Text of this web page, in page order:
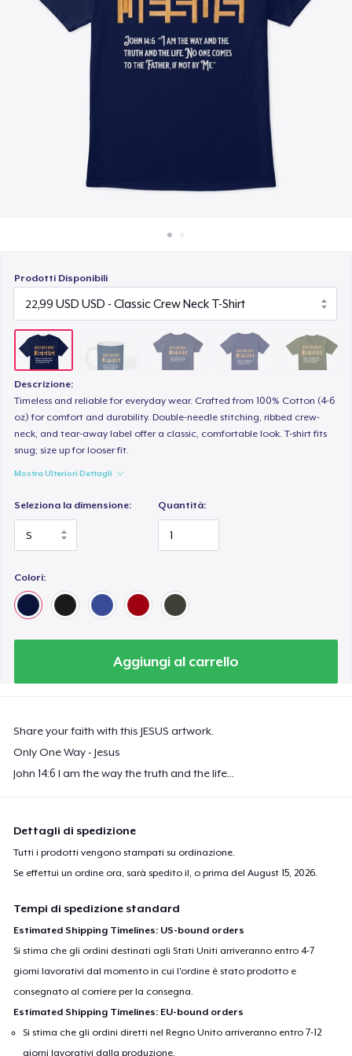
Vendi ovunque
Vendi qualsiasi cosa
Prodotti Disponibili
Descrizione:
Timeless and reliable for everyday wear. Crafted from 100% Cotton (4-6
oz) for comfort and durability. Double-needle stitching, ribbed crew-
neck, and tear-away label offer a classic, comfortable look. T-shirt fits
snug; size up for looser fit.
Mostra Ulteriori Dettagli
Seleziona la dimensione: Quantità:
Colori:
Aggiungi al carrello
Share your faith with this JESUS artwork.
Only One Way - Jesus
John 14:6 I am the way the truth and the life...
Dettagli di spedizione
Tutti i prodotti vengono stampati su ordinazione.
Se effettui un ordine ora, sarà spedito il, o prima delAugust 15, 2026.
Tempi di spedizione standard
Estimated Shipping Timelines: US-bound orders
Si stima che gli ordini destinati agli Stati Uniti arriveranno entro 4-7
giorni lavorativi dal momento in cui l'ordine è stato prodotto e
consegnato al corriere per la consegna.
Estimated Shipping Timelines: EU-bound orders
Si stima che gli ordini diretti nel Regno Unito arriveranno entro 7-12
giorni lavorativi dalla produzione.
23,99 USD
Women's Premium V-Neck Tee
24,99 USD